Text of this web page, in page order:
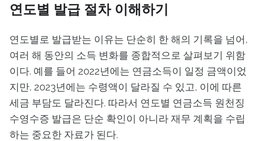
연도별 발급 절차 이해하기
연도별로 발급받는 이유는 단순히 한 해의 기록을 넘어,
여러 해 동안의 소득 변화를 종합적으로 살펴보기 위함
이다. 예를 들어 2022년에는 연금소득이 일정 금액이었
지만, 2023년에는 수령액이 달라질 수 있고, 이에 따른
세금 부담도 달라진다. 따라서 연도별 연금소득 원천징
수영수증 발급은 단순 확인이 아니라 재무 계획을 수립
하는 중요한 자료가 된다.